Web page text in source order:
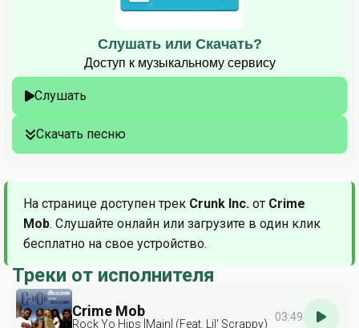
Слушать или Скачать?
Доступ к музыкальному сервису
Слушать
Скачать песню
На странице доступен трек Crunk Inc. от Crime
Mob. Слушайте онлайн или загрузите в один клик
бесплатно на свое устройство.
Треки от исполнителя
Crime Mob
Rock Yo Hips [Main] (Feat. Lil' Scrappy)
03:49